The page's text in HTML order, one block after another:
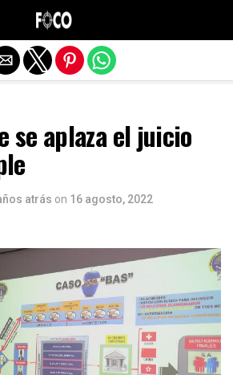
se aplaza el juicio
atrás on 16 agosto, 2022
de la versión móvil